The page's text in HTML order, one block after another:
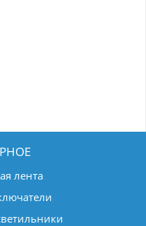
лента